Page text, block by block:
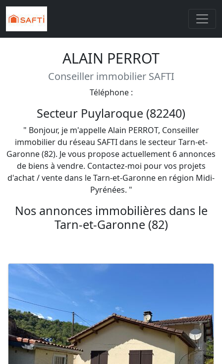
ALAIN PERROT
Conseiller immobilier SAFTI
Téléphone :
Secteur Puylaroque (82240)
" Bonjour, je m'appelle Alain PERROT, Conseiller
immobilier du réseau SAFTI dans le secteur Tarn-et-
Garonne (82). Je vous propose actuellement 6 annonces
de biens à vendre. Contactez-moi pour vos projets
d'achat / vente dans le Tarn-et-Garonne en région Midi-
Pyrénées. "
Nos annonces immobilières dans le
Tarn-et-Garonne (82)